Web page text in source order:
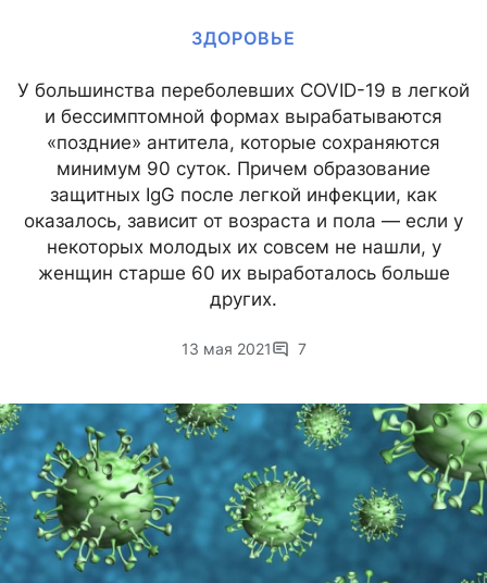
ЗДОРОВЬЕ
У большинства переболевших COVID-19 в легкой
и бессимптомной формах вырабатываются
«поздние» антитела, которые сохраняются
минимум 90 суток. Причем образование
защитных IgG после легкой инфекции, как
оказалось, зависит от возраста и пола — если у
некоторых молодых их совсем не нашли, у
женщин старше 60 их выработалось больше
других.
13 мая 2021 7